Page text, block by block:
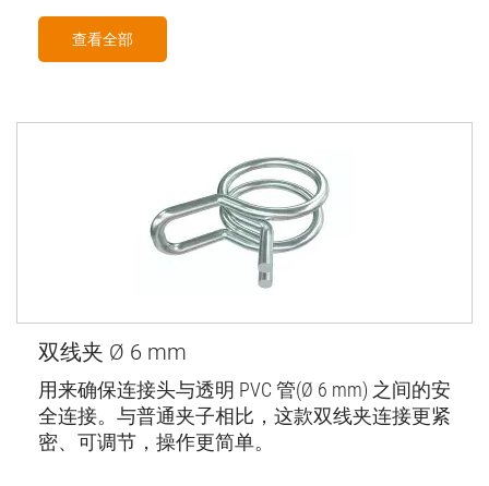
查看全部
双线夹 Ø 6 mm
用来确保连接头与透明 PVC 管(Ø 6 mm) 之间的安
全连接。与普通夹子相比，这款双线夹连接更紧
密、可调节，操作更简单。